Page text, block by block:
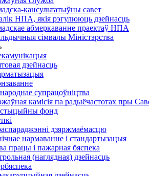
кансультатыўны савет
НПА, якія рэгулююць дзейнасць
абмеркаванне праектаў НПА
сімвалы Міністэрства
дзейнасць
супрацоўніцтва
камісія па радыёчастотах пры
фонд
дзяржмаёмасцю
нармаванне і стандартызацыя
працы і пажарная бяспека
(наглядная) дзейнасць